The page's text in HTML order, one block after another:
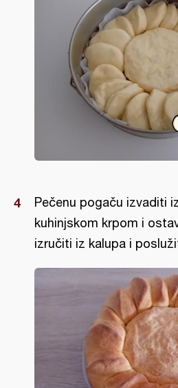
Pečenu pogaču izvaditi
kuhinjskom krpom i
izručiti iz kalupa i